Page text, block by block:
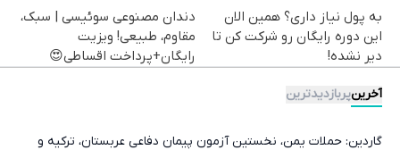
به پول نیاز داری؟ همین الان
این دوره رایگان رو شرکت کن تا
دیر نشده!
دندان مصنوعی سوئیسی | سبک،
مقاوم، طبیعی! ویزیت
رایگان+پرداخت اقساطی😍
آخرینپربازدیدترین
گاردین: حملات یمن، نخستین آزمون پیمان دفاعی عربستان، ترکیه و